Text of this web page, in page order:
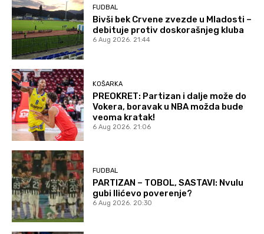
FUDBAL
Bivši bek Crvene zvezde u Mladosti –
debituje protiv doskorašnjeg kluba
6 Aug 2026. 21:44
KOŠARKA
PREOKRET: Partizan i dalje može do
Vokera, boravak u NBA možda bude
veoma kratak!
6 Aug 2026. 21:06
FUDBAL
PARTIZAN – TOBOL, SASTAVI: Nvulu
gubi Ilićevo poverenje?
6 Aug 2026. 20:30